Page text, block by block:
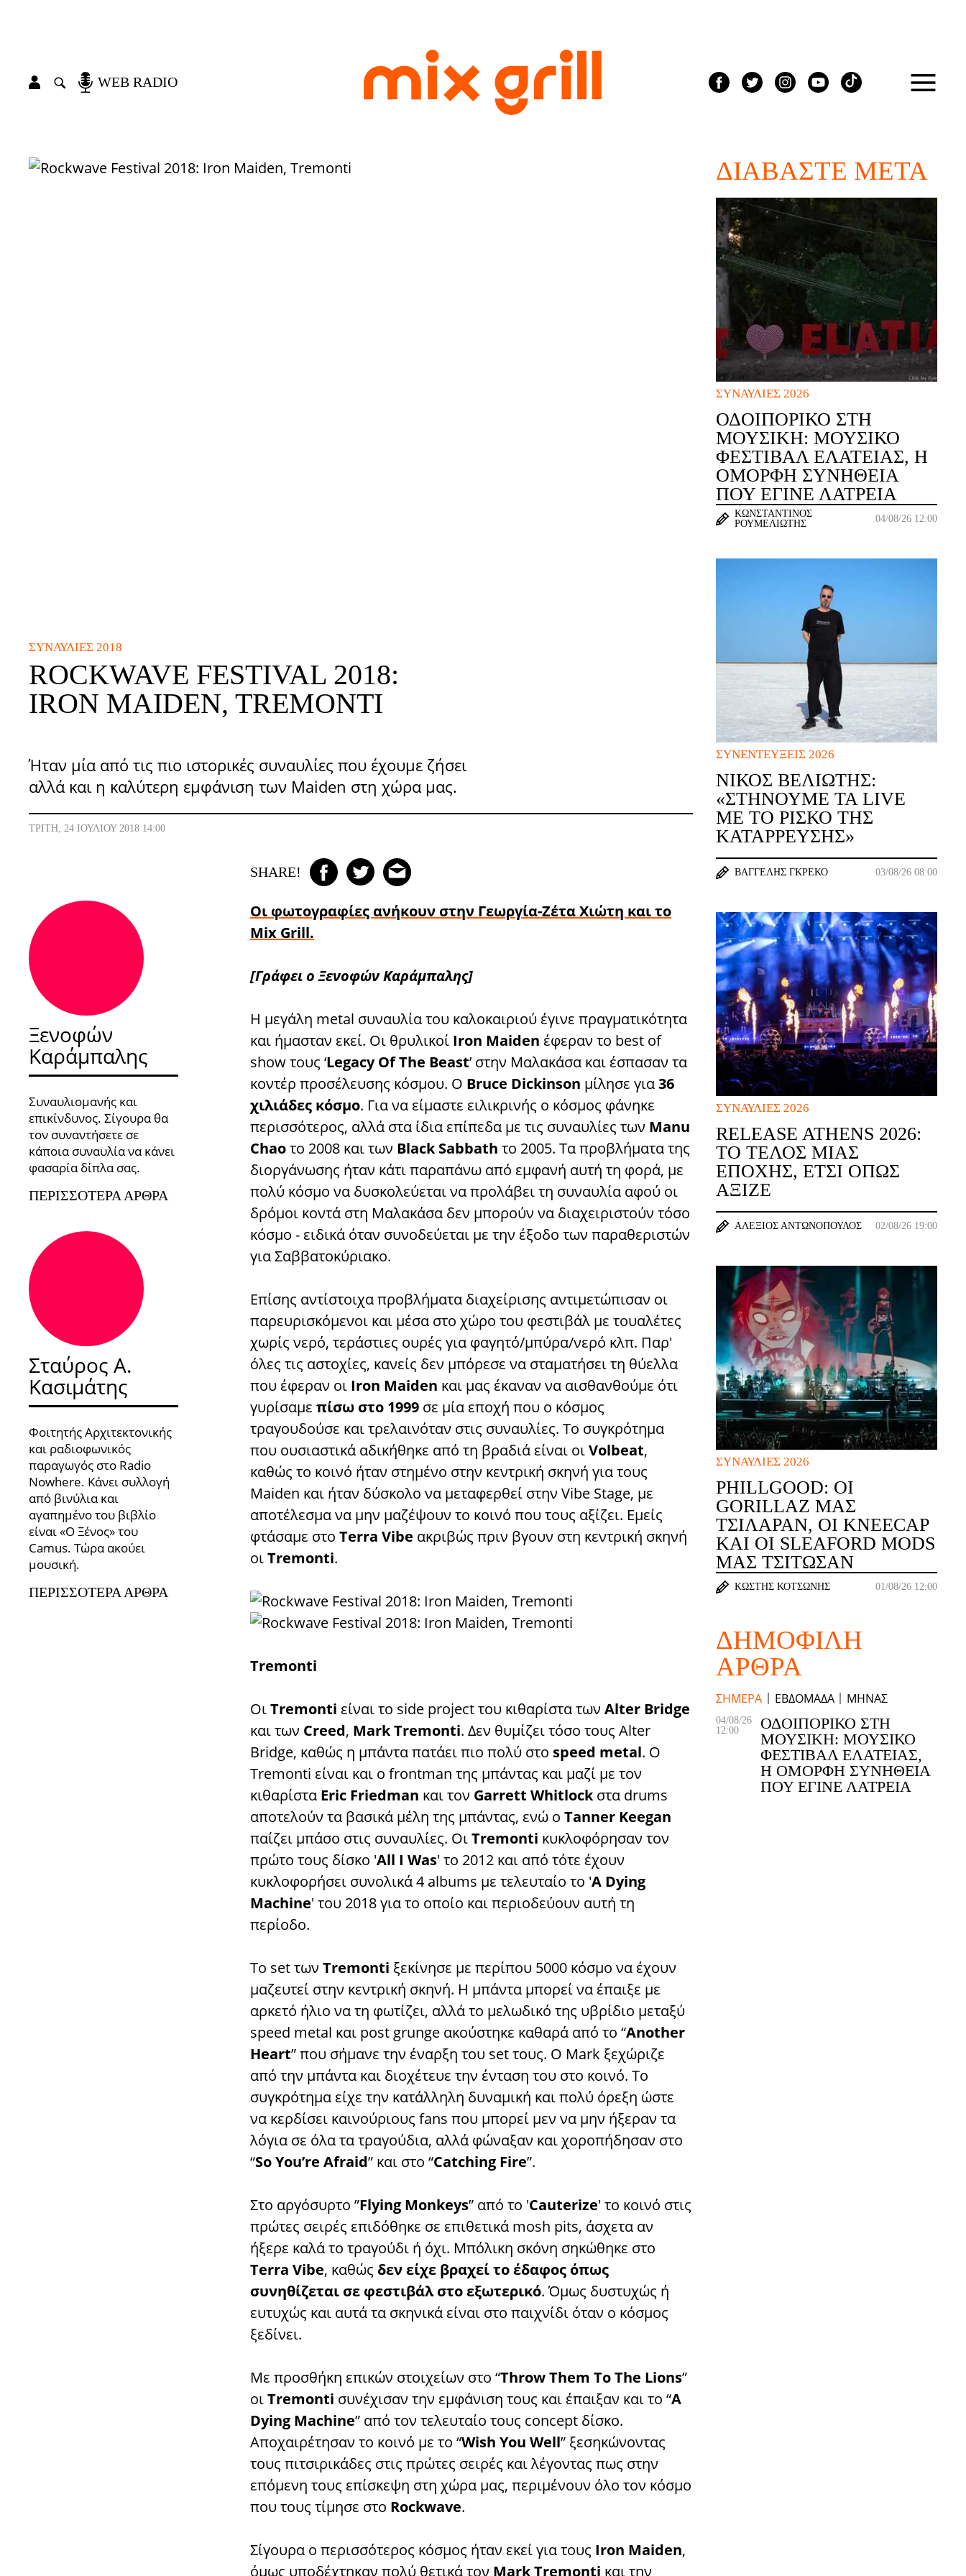
WEB RADIO
ΣΥΝΑΥΛΊΕΣ 2018
ROCKWAVE FESTIVAL 2018:
IRON MAIDEN, TREMONTI
Ήταν μία από τις πιο ιστορικές συναυλίες που έχουμε ζήσει
αλλά και η καλύτερη εμφάνιση των Maiden στη χώρα μας.
ΤΡΊΤΗ, 24 ΙΟΥΛΊΟΥ 2018 14:00
SHARE!
Ξενοφών
Καράμπαλης
Συναυλιομανής και
επικίνδυνος. Σίγουρα θα
τον συναντήσετε σε
κάποια συναυλία να κάνει
φασαρία δίπλα σας.
ΠΕΡΙΣΣΌΤΕΡΑ ΆΡΘΡΑ
Σταύρος Α.
Κασιμάτης
Φοιτητής Αρχιτεκτονικής
και ραδιοφωνικός
παραγωγός στο Radio
Nowhere. Κάνει συλλογή
από βινύλια και
αγαπημένο του βιβλίο
είναι «Ο Ξένος» του
Camus. Τώρα ακούει
μουσική.
ΠΕΡΙΣΣΌΤΕΡΑ ΆΡΘΡΑ
Οι φωτογραφίες ανήκουν στην Γεωργία-Ζέτα Χιώτη και το
Mix Grill.
[Γράφει ο Ξενοφών Καράμπαλης]
Η μεγάλη metal συναυλία του καλοκαιριού έγινε πραγματικότητα
και ήμασταν εκεί. Οι θρυλικοί Iron Maiden έφεραν το best of
show τους ‘Legacy Of The Beast’ στην Μαλακάσα και έσπασαν τα
κοντέρ προσέλευσης κόσμου. Ο Bruce Dickinson μίλησε για36
χιλιάδες κόσμο. Για να είμαστε ειλικρινής ο κόσμος φάνηκε
περισσότερος, αλλά στα ίδια επίπεδα με τις συναυλίες των Manu
Chaoτο 2008 και των Black Sabbath το 2005. Τα προβλήματα της
διοργάνωσης ήταν κάτι παραπάνω από εμφανή αυτή τη φορά, με
πολύ κόσμο να δυσκολεύεται να προλάβει τη συναυλία αφού οι
δρόμοι κοντά στη Μαλακάσα δεν μπορούν να διαχειριστούν τόσο
κόσμο - ειδικά όταν συνοδεύεται με την έξοδο των παραθεριστών
για Σαββατοκύριακο.
Επίσης αντίστοιχα προβλήματα διαχείρισης αντιμετώπισαν οι
παρευρισκόμενοι και μέσα στο χώρο του φεστιβάλ με τουαλέτες
χωρίς νερό, τεράστιες ουρές για φαγητό/μπύρα/νερό κλπ. Παρ'
όλες τις αστοχίες, κανείς δεν μπόρεσε να σταματήσει τη θύελλα
που έφεραν οι Iron Maiden και μας έκαναν να αισθανθούμε ότι
γυρίσαμε πίσω στο 1999 σε μία εποχή που ο κόσμος
τραγουδούσε και τρελαινόταν στις συναυλίες. Το συγκρότημα
που ουσιαστικά αδικήθηκε από τη βραδιά είναι οιVolbeat,
καθώς το κοινό ήταν στημένο στην κεντρική σκηνή για τους
Maiden και ήταν δύσκολο να μεταφερθεί στην Vibe Stage, με
αποτέλεσμα να μην μαζέψουν το κοινό που τους αξίζει. Εμείς
φτάσαμε στο Terra Vibe ακριβώς πριν βγουν στη κεντρική σκηνή
οιTremonti.
Τremonti
ΟιTremonti είναι το side project του κιθαρίστα των Alter Bridge
και των Creed, Mark Tremonti. Δεν θυμίζει τόσο τους Alter
Bridge, καθώς η μπάντα πατάει πιο πολύ στο speed metal. O
Tremonti είναι και ο frontman της μπάντας και μαζί με τον
κιθαρίστα Eric Friedman και τον Garrett Whitlockστα drums
αποτελούν τα βασικά μέλη της μπάντας, ενώ ο Tanner Keegan
παίζει μπάσο στις συναυλίες. ΟιTremonti κυκλοφόρησαν τον
πρώτο τους δίσκο 'All I Was' το 2012 και από τότε έχουν
κυκλοφορήσει συνολικά 4 albums με τελευταίο το 'A Dying
Machine' του 2018 για το οποίο και περιοδεύουν αυτή τη
περίοδο.
Το set των Tremonti ξεκίνησε με περίπου 5000 κόσμο να έχουν
μαζευτεί στην κεντρική σκηνή. Η μπάντα μπορεί να έπαιξε με
αρκετό ήλιο να τη φωτίζει, αλλά το μελωδικό της υβρίδιο μεταξύ
speed metal και post grunge ακούστηκε καθαρά από το “Another
Heart” που σήμανε την έναρξη του set τους. O Mark ξεχώριζε
από την μπάντα και διοχέτευε την ένταση του στο κοινό. Το
συγκρότημα είχε την κατάλληλη δυναμική και πολύ όρεξη ώστε
να κερδίσει καινούριους fans που μπορεί μεν να μην ήξεραν τα
λόγια σε όλα τα τραγούδια, αλλά φώναξαν και χοροπήδησαν στο
“So You’re Afraid” και στο “Catching Fire”.
Στο αργόσυρτο ”Flying Monkeys” από το 'Cauterize' το κοινό στις
πρώτες σειρές επιδόθηκε σε επιθετικά mosh pits, άσχετα αν
ήξερε καλά το τραγούδι ή όχι. Μπόλικη σκόνη σηκώθηκε στο
Terra Vibe, καθώς δεν είχε βραχεί το έδαφος όπως
συνηθίζεται σε φεστιβάλ στο εξωτερικό. Όμως δυστυχώς ή
ευτυχώς και αυτά τα σκηνικά είναι στο παιχνίδι όταν ο κόσμος
ξεδίνει.
Με προσθήκη επικών στοιχείων στο “Throw Them To The Lions”
οιTremonti συνέχισαν την εμφάνιση τους και έπαιξαν και το “A
Dying Machine” από τον τελευταίο τους concept δίσκο.
Αποχαιρέτησαν το κοινό με το “Wish You Well” ξεσηκώνοντας
τους πιτσιρικάδες στις πρώτες σειρές και λέγοντας πως στην
επόμενη τους επίσκεψη στη χώρα μας, περιμένουν όλο τον κόσμο
που τους τίμησε στο Rockwave.
Σίγουρα ο περισσότερος κόσμος ήταν εκεί για τους Iron Maiden,
όμως υποδέχτηκαν πολύ θετικά τον Mark Tremonti και την
ΔΙΑΒΆΣΤΕ ΜΕΤΆ
ΣΥΝΑΥΛΊΕΣ 2026
ΟΔΟΙΠΟΡΙΚΌ ΣΤΗ
ΜΟΥΣΙΚΉ: ΜΟΥΣΙΚΌ
ΦΕΣΤΙΒΆΛ ΕΛΆΤΕΙΑΣ, Η
ΌΜΟΡΦΗ ΣΥΝΉΘΕΙΑ
ΠΟΥ ΈΓΙΝΕ ΛΑΤΡΕΊΑ
ΚΩΝΣΤΑΝΤΊΝΟΣ
ΡΟΥΜΕΛΙΏΤΗΣ
04/08/26 12:00
ΣΥΝΕΝΤΕΎΞΕΙΣ 2026
ΝΊΚΟΣ ΒΕΛΙΏΤΗΣ:
«ΣΤΉΝΟΥΜΕ ΤΑ LIVE
ΜΕ ΤΟ ΡΊΣΚΟ ΤΗΣ
ΚΑΤΆΡΡΕΥΣΗΣ»
ΒΑΓΓΈΛΗΣ ΓΚΡΈΚΟ 03/08/26 08:00
ΣΥΝΑΥΛΊΕΣ 2026
RELEASE ATHENS 2026:
ΤΟ ΤΈΛΟΣ ΜΙΑΣ
ΕΠΟΧΉΣ, ΈΤΣΙ ΌΠΩΣ
ΆΞΙΖΕ
ΑΛΈΞΙΟΣ ΑΝΤΩΝΌΠΟΥΛΟΣ 02/08/26 19:00
ΣΥΝΑΥΛΊΕΣ 2026
PHILLGOOD: ΟΙ
GORILLAZ ΜΆΣ
ΤΣΊΛΑΡΑΝ, ΟΙ KNEECAP
ΚΑΙ ΟΙ SLEAFORD MODS
ΜΆΣ ΤΣΊΤΩΣΑΝ
ΚΩΣΤΉΣ ΚΟΤΣΏΝΗΣ 01/08/26 12:00
ΔΗΜΟΦΙΛΉ
ΆΡΘΡΑ
ΣΉΜΕΡΑ ΕΒΔΟΜΆΔΑ ΜΉΝΑΣ
ΟΔΟΙΠΟΡΙΚΌ ΣΤΗ
ΜΟΥΣΙΚΉ: ΜΟΥΣΙΚΌ
ΦΕΣΤΙΒΆΛ ΕΛΆΤΕΙΑΣ,
Η ΌΜΟΡΦΗ ΣΥΝΉΘΕΙΑ
ΠΟΥ ΈΓΙΝΕ ΛΑΤΡΕΊΑ
04/08/26
12:00